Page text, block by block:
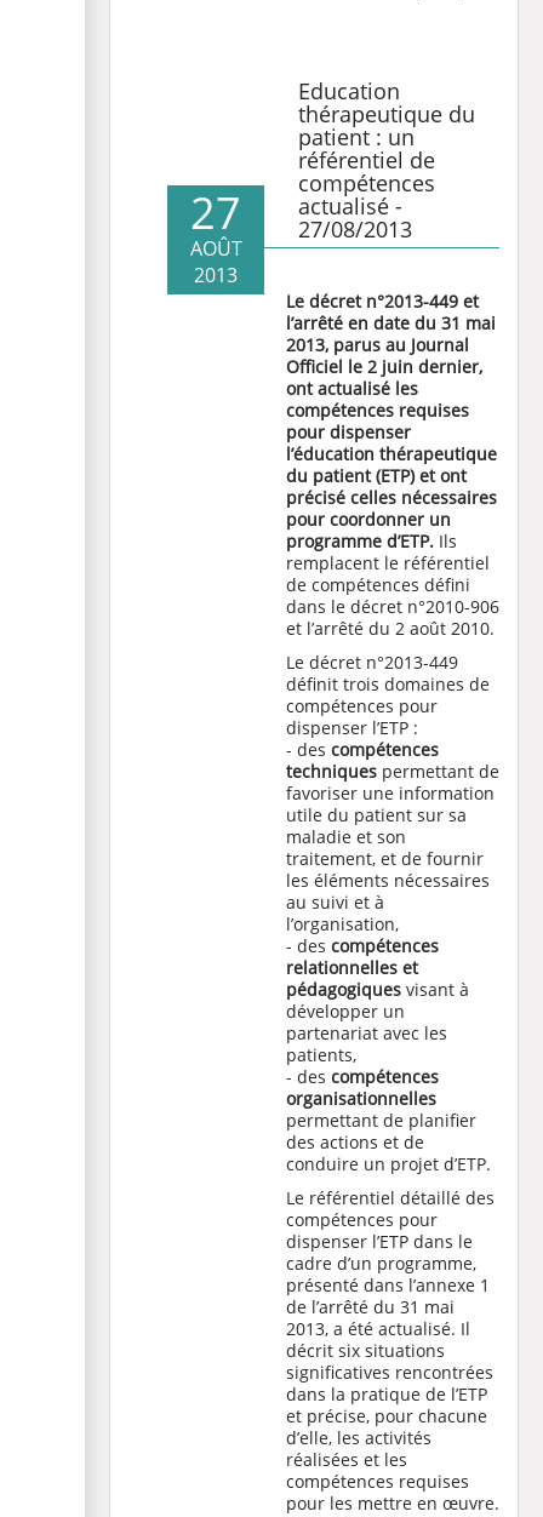
Education
thérapeutique du
patient : un
référentiel de
compétences
actualisé -
27/08/2013
27
AOÛT
2013
Le décret n°2013-449 et
l’arrêté en date du 31 mai
2013, parus au Journal
Officiel le 2 juin dernier,
ont actualisé les
compétences requises
pour dispenser
l’éducation thérapeutique
du patient (ETP) et ont
précisé celles nécessaires
pour coordonner un
programme d’ETP. Ils
remplacent le référentiel
de compétences défini
dans le décret n°2010-906
et l’arrêté du 2 août 2010.
Le décret n°2013-449
définit trois domaines de
compétences pour
dispenser l’ETP :
- des compétences
techniques permettant de
favoriser une information
utile du patient sur sa
maladie et son
traitement, et de fournir
les éléments nécessaires
au suivi et à
l’organisation,
- des compétences
relationnelles et
pédagogiques visant à
développer un
partenariat avec les
patients,
- des compétences
organisationnelles
permettant de planifier
des actions et de
conduire un projet d’ETP.
Le référentiel détaillé des
compétences pour
dispenser l’ETP dans le
cadre d’un programme,
présenté dans l’annexe 1
de l’arrêté du 31 mai
2013, a été actualisé. Il
décrit six situations
significatives rencontrées
dans la pratique de l’ETP
et précise, pour chacune
d’elle, les activités
réalisées et les
compétences requises
pour les mettre en œuvre.